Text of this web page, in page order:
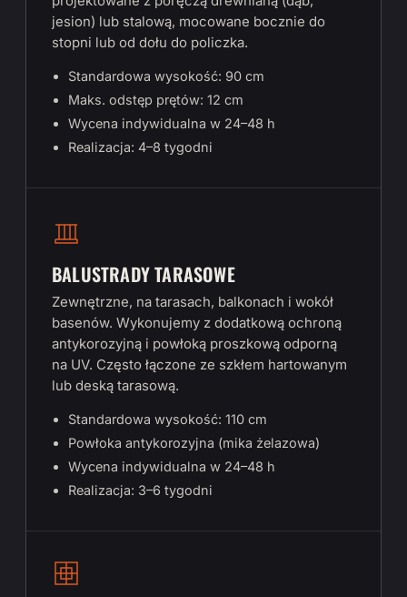
jesion) lub stalową, mocowane bocznie do
stopni lub od dołu do policzka.
Standardowa wysokość: 90 cm
Maks. odstęp prętów: 12 cm
Wycena indywidualna w 24–48 h
Realizacja: 4–8 tygodni
BALUSTRADY TARASOWE
Zewnętrzne, na tarasach, balkonach i wokół
basenów. Wykonujemy z dodatkową ochroną
antykorozyjną i powłoką proszkową odporną
na UV. Często łączone ze szkłem hartowanym
lub deską tarasową.
Standardowa wysokość: 110 cm
Powłoka antykorozyjna (mika żelazowa)
Wycena indywidualna w 24–48 h
Realizacja: 3–6 tygodni